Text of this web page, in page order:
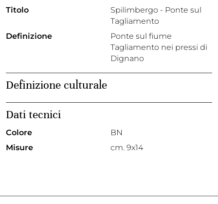
Titolo
Spilimbergo - Ponte sul
Tagliamento
Definizione
Ponte sul fiume
Tagliamento nei pressi di
Dignano
Definizione culturale
Dati tecnici
Colore
BN
Misure
cm. 9x14